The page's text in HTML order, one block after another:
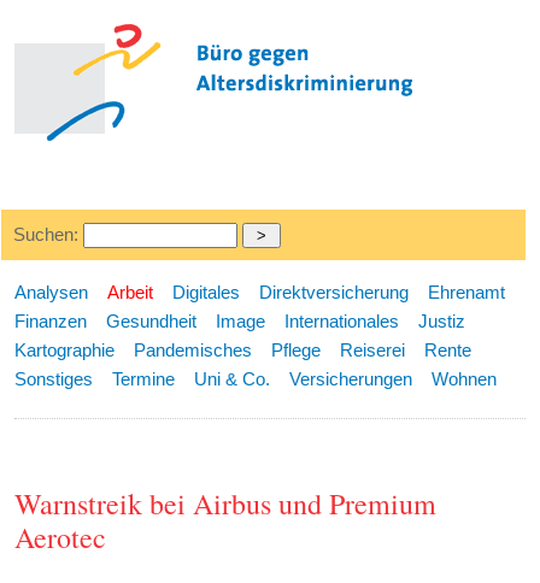
Suchen:
Analysen Arbeit Digitales Direktversicherung
Ehrenamt
Finanzen
Gesundheit Image Internationales
Justiz
Kartographie
Pandemisches Pflege Reiserei
Rente
Sonstiges
Termine Uni & Co. Versicherungen Wohnen
Warnstreik bei Airbus und Premium
Aerotec